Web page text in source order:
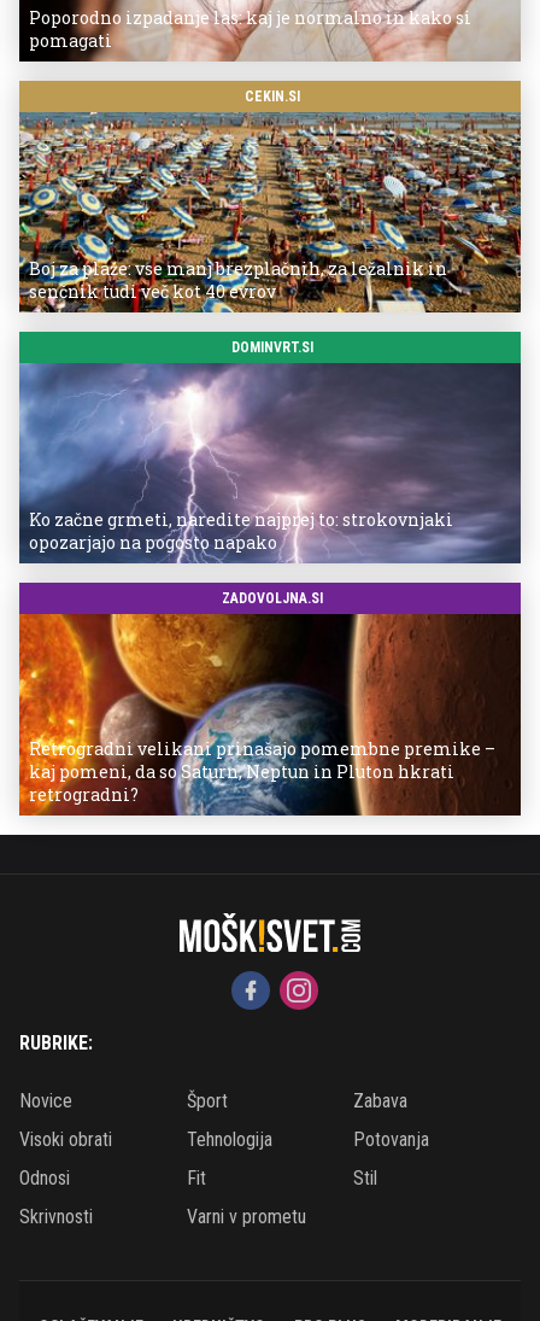
Poporodno izpadanje las: kaj je normalno in kako si
pomagati
CEKIN.SI
Boj za plaže: vse manj brezplačnih, za ležalnik in
senčnik tudi več kot 40 evrov
DOMINVRT.SI
Ko začne grmeti, naredite najprej to: strokovnjaki
opozarjajo na pogosto napako
ZADOVOLJNA.SI
Retrogradni velikani prinašajo pomembne premike –
kaj pomeni, da so Saturn, Neptun in Pluton hkrati
retrogradni?
RUBRIKE:
Novice Šport
Zabava
Visoki obrati
Tehnologija
Potovanja
Odnosi
Fit
Stil
Skrivnosti
Varni v prometu